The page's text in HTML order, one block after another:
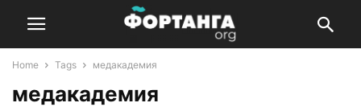
Home Tags медакадемия
медакадемия